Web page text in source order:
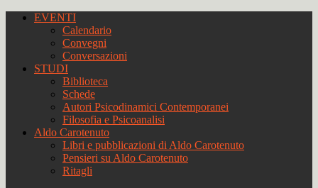
EVENTI
Calendario
Convegni
Conversazioni
STUDI
Biblioteca
Schede
Autori Psicodinamici Contemporanei
Filosofia e Psicoanalisi
Aldo Carotenuto
Libri e pubblicazioni di Aldo Carotenuto
Pensieri su Aldo Carotenuto
Ritagli